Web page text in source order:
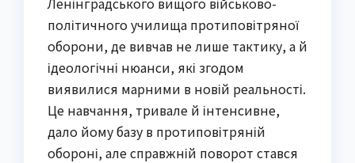
політичного училища протиповітряної
оборони, де вивчав не лише тактику, а й
ідеологічні нюанси, які згодом
виявилися марними в новій реальності.
Це навчання, тривале й інтенсивне,
дало йому базу в протиповітряній
обороні, але справжній поворот стався